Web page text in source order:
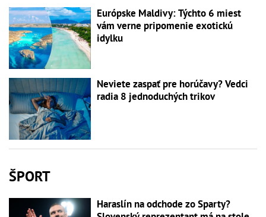
Európske Maldivy: Týchto 6 miest
vám verne pripomenie exotickú
idylku
Neviete zaspať pre horúčavy? Vedci
radia 8 jednoduchých trikov
ŠPORT
Haraslín na odchode zo Sparty?